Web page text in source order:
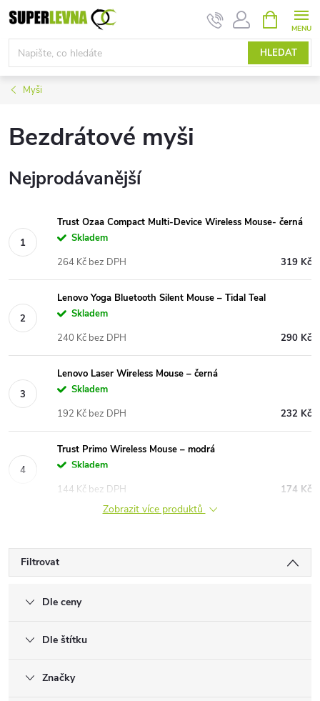
Přejít
na
obsah
HLEDAT
NÁKUPNÍ
KOŠÍK
Myši
Bezdrátové myši
Nejprodávanější
Trust Ozaa Compact Multi-Device Wireless Mouse- černá
Skladem
319 Kč
264 Kč bez DPH
Lenovo Yoga Bluetooth Silent Mouse – Tidal Teal
Skladem
290 Kč
240 Kč bez DPH
Lenovo Laser Wireless Mouse – černá
Skladem
232 Kč
192 Kč bez DPH
Trust Primo Wireless Mouse – modrá
Skladem
174 Kč
144 Kč bez DPH
Zobrazit více produktů
Filtrovat
Dle ceny
Dle štítku
Značky